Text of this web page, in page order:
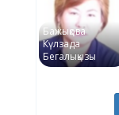
Бажықова
Күлзада
Бегалықызы